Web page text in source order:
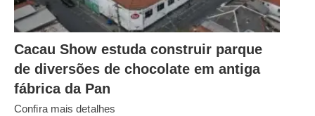
Cacau Show estuda construir parque
de diversões de chocolate em antiga
fábrica da Pan
Confira mais detalhes